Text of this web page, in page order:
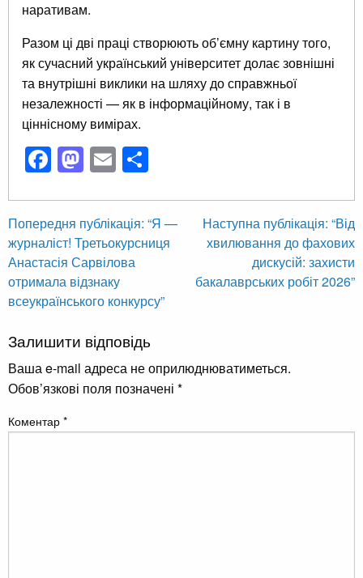
наративам.
Разом ці дві праці створюють об’ємну картину того,
як сучасний український університет долає зовнішні
та внутрішні виклики на шляху до справжньої
незалежності — як в інформаційному, так і в
ціннісному вимірах.
Facebook
Mastodon
Email
Навігація
записів
Попередня публікація: Попередня
публікація
“Я —
журналіст! Третьокурсниця
Анастасія Сарвілова
отримала відзнаку
всеукраїнського конкурсу”
Наступна публікація: “Від
хвилювання до фахових
дискусій: захисти
бакалаврських робіт 2026”
Залишити відповідь
Ваша e-mail адреса не оприлюднюватиметься.
Обов’язкові поля позначені *
Коментар *